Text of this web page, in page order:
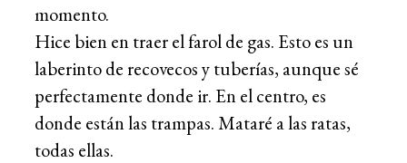
momento.
Hice bien en traer el farol de gas. Esto es un
laberinto de recovecos y tuberías, aunque sé
perfectamente donde ir. En el centro, es
donde están las trampas. Mataré a las ratas,
todas ellas.